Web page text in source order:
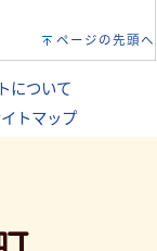
ページの先頭へ
について
トマップ